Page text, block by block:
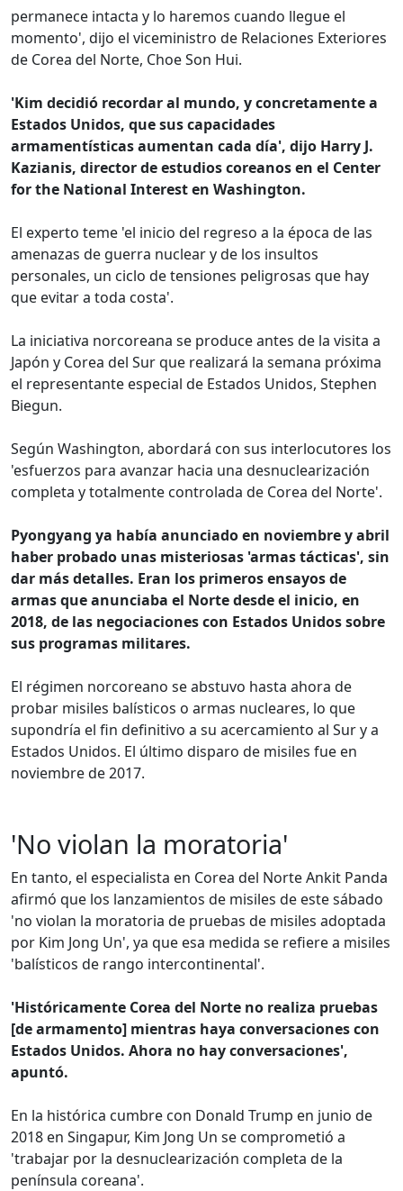
permanece intacta y lo haremos cuando llegue el
momento', dijo el viceministro de Relaciones Exteriores
de Corea del Norte, Choe Son Hui.
'Kim decidió recordar al mundo, y concretamente a
Estados Unidos, que sus capacidades
armamentísticas aumentan cada día', dijo Harry J.
Kazianis, director de estudios coreanos en el Center
for the National Interest en Washington.
El experto teme 'el inicio del regreso a la época de las
amenazas de guerra nuclear y de los insultos
personales, un ciclo de tensiones peligrosas que hay
que evitar a toda costa'.
La iniciativa norcoreana se produce antes de la visita a
Japón y Corea del Sur que realizará la semana próxima
el representante especial de Estados Unidos, Stephen
Biegun.
Según Washington, abordará con sus interlocutores los
'esfuerzos para avanzar hacia una desnuclearización
completa y totalmente controlada de Corea del Norte'.
Pyongyang ya había anunciado en noviembre y abril
haber probado unas misteriosas 'armas tácticas', sin
dar más detalles. Eran los primeros ensayos de
armas que anunciaba el Norte desde el inicio, en
2018, de las negociaciones con Estados Unidos sobre
sus programas militares.
El régimen norcoreano se abstuvo hasta ahora de
probar misiles balísticos o armas nucleares, lo que
supondría el fin definitivo a su acercamiento al Sur y a
Estados Unidos. El último disparo de misiles fue en
noviembre de 2017.
'No violan la moratoria'
En tanto, el especialista en Corea del Norte Ankit Panda
afirmó que los lanzamientos de misiles de este sábado
'no violan la moratoria de pruebas de misiles adoptada
por Kim Jong Un', ya que esa medida se refiere a misiles
'balísticos de rango intercontinental'.
'Históricamente Corea del Norte no realiza pruebas
[de armamento] mientras haya conversaciones con
Estados Unidos. Ahora no hay conversaciones',
apuntó.
En la histórica cumbre con Donald Trump en junio de
2018 en Singapur, Kim Jong Un se comprometió a
'trabajar por la desnuclearización completa de la
península coreana'.